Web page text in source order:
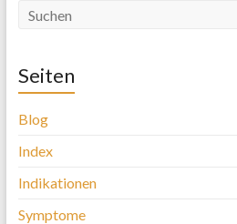
Seiten
Blog
Index
Indikationen
Symptome